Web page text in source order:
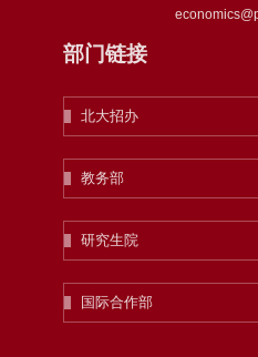
部门链接
北大招办
教务部
研究生院
国际合作部